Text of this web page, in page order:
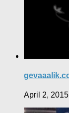
April 2, 2015